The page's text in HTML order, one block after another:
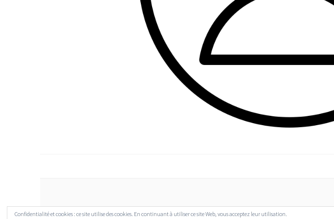
Confidentialité et cookies : ce site utilise des cookies. En continuant à utiliser ce site Web, vous acceptez leur utilisation.